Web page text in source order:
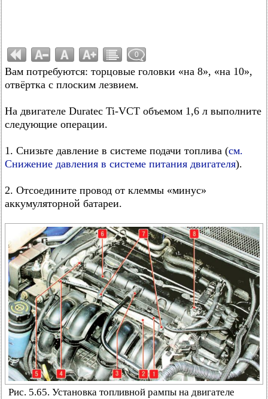
0
Вам потребуются: торцовые головки «на 8», «на 10»,
отвёртка с плоским лезвием.
На двигателе Duratec Ti-VCT объемом 1,6 л выполните
следующие операции.
1. Снизьте давление в системе подачи топлива (см.
Снижение давления в системе питания двигателя).
2. Отсоедините провод от клеммы «минус»
аккумуляторной батареи.
Рис. 5.65. Установка топливной рампы на двигателе